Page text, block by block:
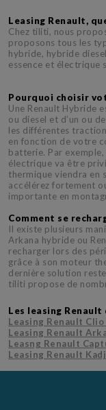
Leasing Renault,
Chez tiliti, nous
proposons tous les
hybride, hybride
essence et électrique
Pourquoi choisir
Une Renault Hybride
ou diesel et d’un ou
les différentes
en fonction de votre
batterie. Par
électrique va être
thermique viendra en
accélérez fortement
importante en
Comment se
Il existe plusieurs
Arkana hybride ou
recharger lors des
grâce à son moteur
dernière solution
tiliti propose de
Les leasing
Leasing Renault Clio
Leasing Renault
Leasng Renault
Leasing Renault